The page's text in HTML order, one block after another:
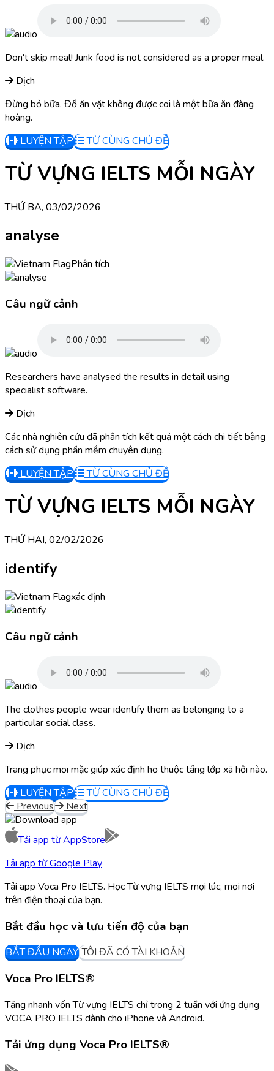
Don't skip meal! Junk food is not considered as a proper meal.
Dịch
Đừng bỏ bữa. Đồ ăn vặt không được coi là một bữa ăn đàng
hoàng.
LUYỆN TẬP
TỪ CÙNG CHỦ ĐỀ
TỪ VỰNG IELTS MỖI NGÀY
THỨ BA, 03/02/2026
analyse
Phân tích
Câu ngữ cảnh
Researchers have analysed the results in detail using
specialist software.
Dịch
Các nhà nghiên cứu đã phân tích kết quả một cách chi tiết bằng
cách sử dụng phần mềm chuyên dụng.
LUYỆN TẬP
TỪ CÙNG CHỦ ĐỀ
TỪ VỰNG IELTS MỖI NGÀY
THỨ HAI, 02/02/2026
identify
xác định
Câu ngữ cảnh
The clothes people wear identify them as belonging to a
particular social class.
Dịch
Trang phục mọi mặc giúp xác định họ thuộc tầng lớp xã hội nào.
LUYỆN TẬP
TỪ CÙNG CHỦ ĐỀ
Previous
Next
Tải app từAppStore
Tải app từGoogle Play
Tải app Voca Pro IELTS. Học Từ vựng IELTS mọi lúc, mọi nơi
trên điện thoại của bạn.
Bắt đầu học và lưu tiến độ của bạn
BẮT ĐẦU NGAY TÔI ĐÃ CÓ TÀI KHOẢN
Voca Pro IELTS®
Tăng nhanh vốn Từ vựng IELTS chỉ trong 2 tuần với ứng dụng
VOCA PRO IELTS dành cho iPhone và Android.
Tải ứng dụng Voca Pro IELTS®